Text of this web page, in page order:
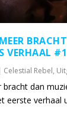
VERHAAL #1
Celestial Rebel,
dan
eerste verhaal